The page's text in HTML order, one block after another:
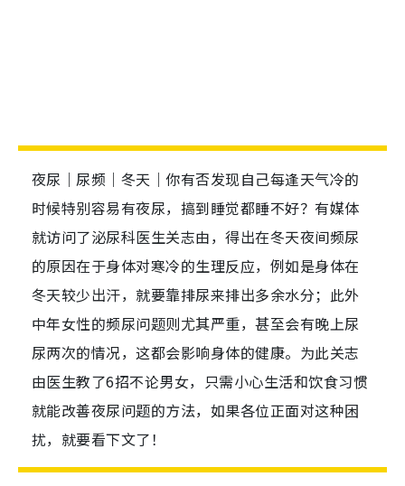
夜尿｜尿频｜冬天｜你有否发现自己每逢天气冷的
时候特别容易有夜尿，搞到睡觉都睡不好？有媒体
就访问了泌尿科医生关志由，得出在冬天夜间频尿
的原因在于身体对寒冷的生理反应，例如是身体在
冬天较少出汗，就要靠排尿来排出多余水分；此外
中年女性的频尿问题则尤其严重，甚至会有晚上尿
尿两次的情况，这都会影响身体的健康。为此关志
由医生教了6招不论男女，只需小心生活和饮食习惯
就能改善夜尿问题的方法，如果各位正面对这种困
扰，就要看下文了！